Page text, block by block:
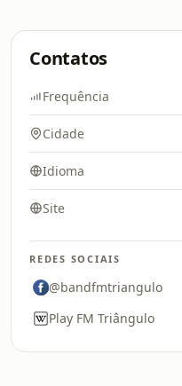
Contatos
Frequência
Cidade
Idioma
Site
REDES SOCIAIS
@bandfmtriangulo
Play FM Triângulo